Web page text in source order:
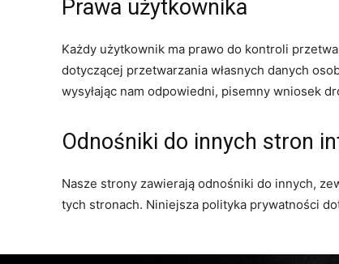
Prawa użytkownika
Każdy użytkownik ma prawo do kontroli
dotyczącej przetwarzania własnych danych
wysyłając nam odpowiedni, pisemny wniosek
Odnośniki do innych stron
Nasze strony zawierają odnośniki do innych,
tych stronach. Niniejsza polityka prywatności